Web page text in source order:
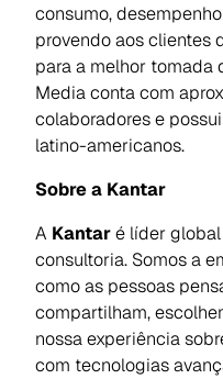
consumo,
provendo aos clientes
para a melhor tomada
Media conta com
colaboradores e
latino-americanos.
Sobre a Kantar
A Kantaré líder
consultoria. Somos a
como as pessoas
compartilham,
nossa experiência
com tecnologias